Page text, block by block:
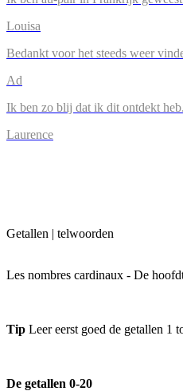
Louisa
Bedankt voor het steeds weer
Ad
Ik ben zo blij dat ik dit ontdekt heb.
Laurence
Getallen | telwoorden
Les nombres cardinaux - De
Tip Leer eerst goed de getallen 1
De getallen 0-20